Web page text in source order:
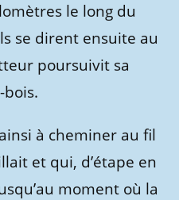
le long du
se dirent ensuite au
poursuivit sa
à cheminer au fil
et qui, d’étape en
moment où la